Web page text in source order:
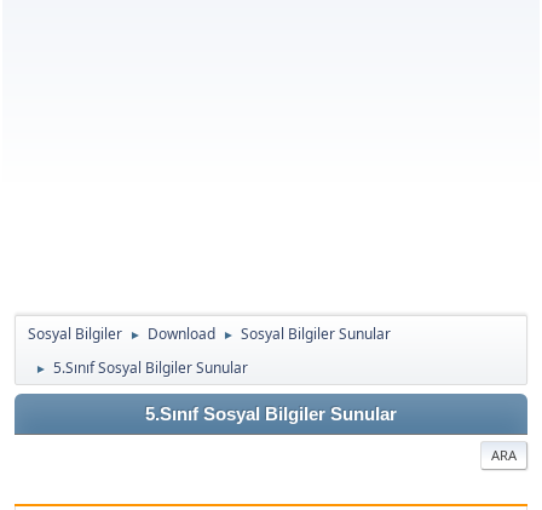
Sosyal Bilgiler ► Download ► Sosyal Bilgiler Sunular
► 5.Sınıf Sosyal Bilgiler Sunular
5.Sınıf Sosyal Bilgiler Sunular
ARA